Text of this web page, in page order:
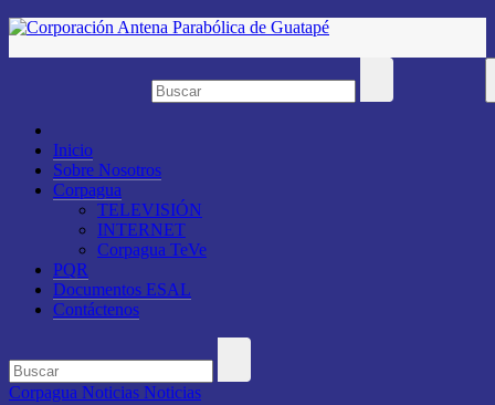
Saltar
Inicio
Sobre Nosotros
Corpagua
TELEVISIÓN
INTERNET
Corpagua TeVe
PQR
Documentos ESAL
Contáctenos
Corpagua Noticias Noticias